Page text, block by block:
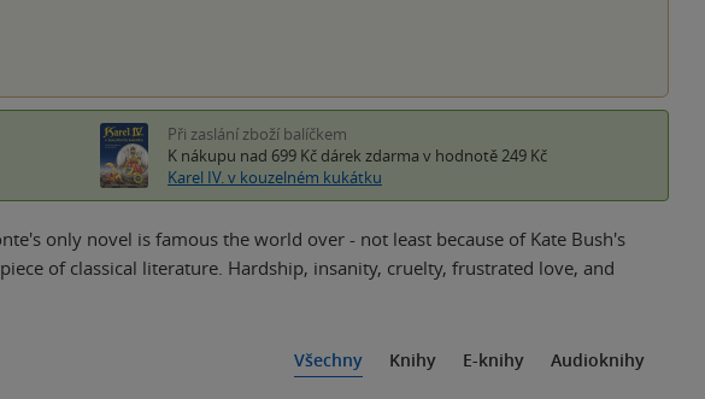
Při zaslání zboží balíčkem
K nákupu nad 699 Kč dárek zdarma v hodnotě 249 Kč
Karel IV. v kouzelném kukátku
only novel is famous the world over - not least because of Kate Bush's
of classical literature. Hardship, insanity, cruelty, frustrated love, and
Všechny Knihy E-knihy Audioknihy